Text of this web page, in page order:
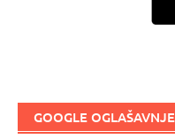
GOOGLE OGLAŠAVNJE